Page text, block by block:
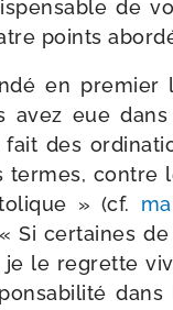
de
points
en
avez eue
des
termes, contre
» (cf.
Si cer­taines
le regrette